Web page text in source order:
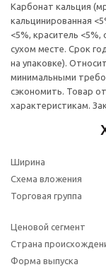
Карбонат кальция
кальцинированная
<5%, краситель
сухом месте. Срок
на упаковке).
минимальными
сэкономить. Товар
характеристикам.
Ширина
Схема вложения
Торговая группа
Ценовой сегмент
Страна
Форма выпуска